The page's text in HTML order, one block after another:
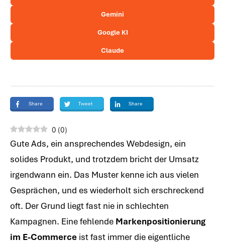
Gemini
Google KI
Claude
Share Tweet Share
0 (0)
Gute Ads, ein ansprechendes Webdesign, ein
solides Produkt, und trotzdem bricht der Umsatz
irgendwann ein. Das Muster kenne ich aus vielen
Gesprächen, und es wiederholt sich erschreckend
oft. Der Grund liegt fast nie in schlechten
Kampagnen. Eine fehlende Markenpositionierung
im E-Commerce ist fast immer die eigentliche